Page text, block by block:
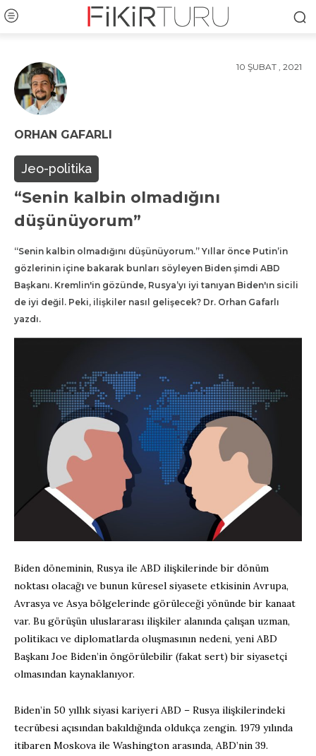
10 ŞUBAT , 2021
ORHAN GAFARLI
Jeo-politika
“Senin kalbin olmadığını
düşünüyorum”
“Senin kalbin olmadığını düşünüyorum.” Yıllar önce Putin’in
gözlerinin içine bakarak bunları söyleyen Biden şimdi ABD
Başkanı. Kremlin'in gözünde, Rusya’yı iyi tanıyan Biden'ın sicili
de iyi değil. Peki, ilişkiler nasıl gelişecek? Dr. Orhan Gafarlı
yazdı.
Biden döneminin, Rusya ile ABD ilişkilerinde bir dönüm
noktası olacağı ve bunun küresel siyasete etkisinin Avrupa,
Avrasya ve Asya bölgelerinde görüleceği yönünde bir kanaat
var. Bu görüşün uluslararası ilişkiler alanında çalışan uzman,
politikacı ve diplomatlarda oluşmasının nedeni, yeni ABD
Başkanı Joe Biden’in öngörülebilir (fakat sert) bir siyasetçi
olmasından kaynaklanıyor.
Biden’in 50 yıllık siyasi kariyeri ABD – Rusya ilişkilerindeki
tecrübesi açısından bakıldığında oldukça zengin. 1979 yılında
itibaren Moskova ile Washington arasında, ABD’nin 39.